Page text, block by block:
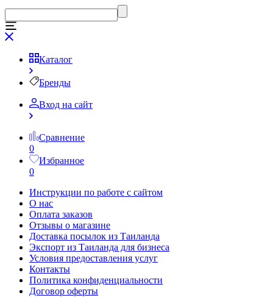
Каталог
Бренды
Вход на сайт
Сравнение
0
Избранное
0
Инструкции по работе с сайтом
О нас
Оплата заказов
Отзывы о магазине
Доставка посылок из Таиланда
Экспорт из Таиланда для бизнеса
Условия предоставления услуг
Контакты
Политика конфиденциальности
Договор оферты